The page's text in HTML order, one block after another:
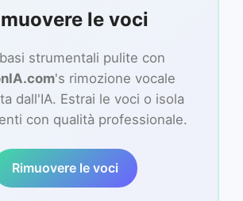
le voci
strumentali pulite con
's rimozione vocale
dall'IA. Estrai le voci o isola
con qualità professionale.
Rimuovere le voci